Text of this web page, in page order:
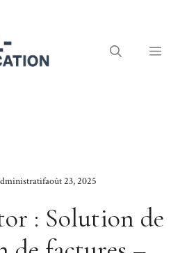
Menu
août 23, 2025
: Solution de